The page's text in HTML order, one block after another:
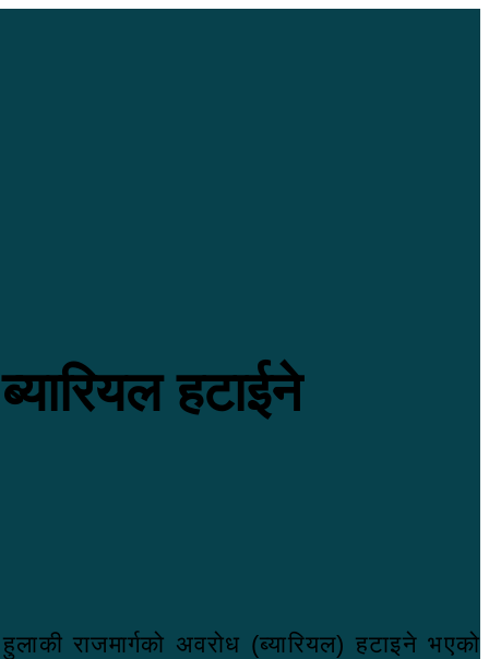
हटाईने
राजमार्गको अवरोध (ब्यारियल) हटाइने भएको